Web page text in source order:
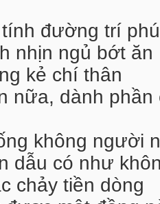
đường trí phú
nhịn ngủ bớt ăn
kẻ chí thân
nữa, dành phần
không người
dẫu có như
chảy tiền dòng